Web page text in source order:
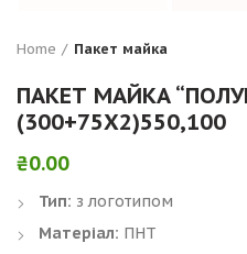
Home Пакет майка
ПАКЕТ МАЙКА
(300+75Х2)550,100
₴0.00
Тип: з логотипом
Матеріал: ПНТ